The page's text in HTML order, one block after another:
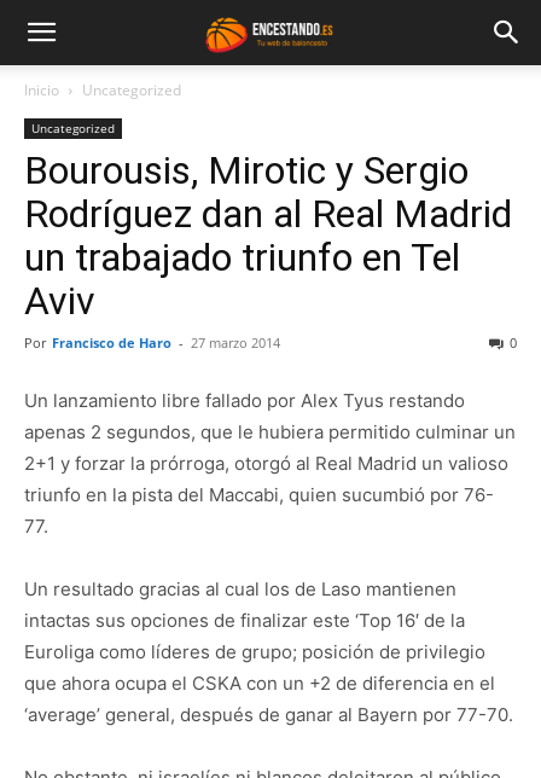
Inicio Uncategorized
Uncategorized
Bourousis, Mirotic y Sergio
Rodríguez dan al Real Madrid
un trabajado triunfo en Tel
Aviv
Por Francisco de Haro - 27 marzo 2014 0
Un lanzamiento libre fallado por Alex Tyus restando
apenas 2 segundos, que le hubiera permitido culminar un
2+1 y forzar la prórroga, otorgó al Real Madrid un valioso
triunfo en la pista del Maccabi, quien sucumbió por 76-
77.
Un resultado gracias al cual los de Laso mantienen
intactas sus opciones de finalizar este ‘Top 16′ de la
Euroliga como líderes de grupo; posición de privilegio
que ahora ocupa el CSKA con un +2 de diferencia en el
‘average’ general, después de ganar al Bayern por 77-70.